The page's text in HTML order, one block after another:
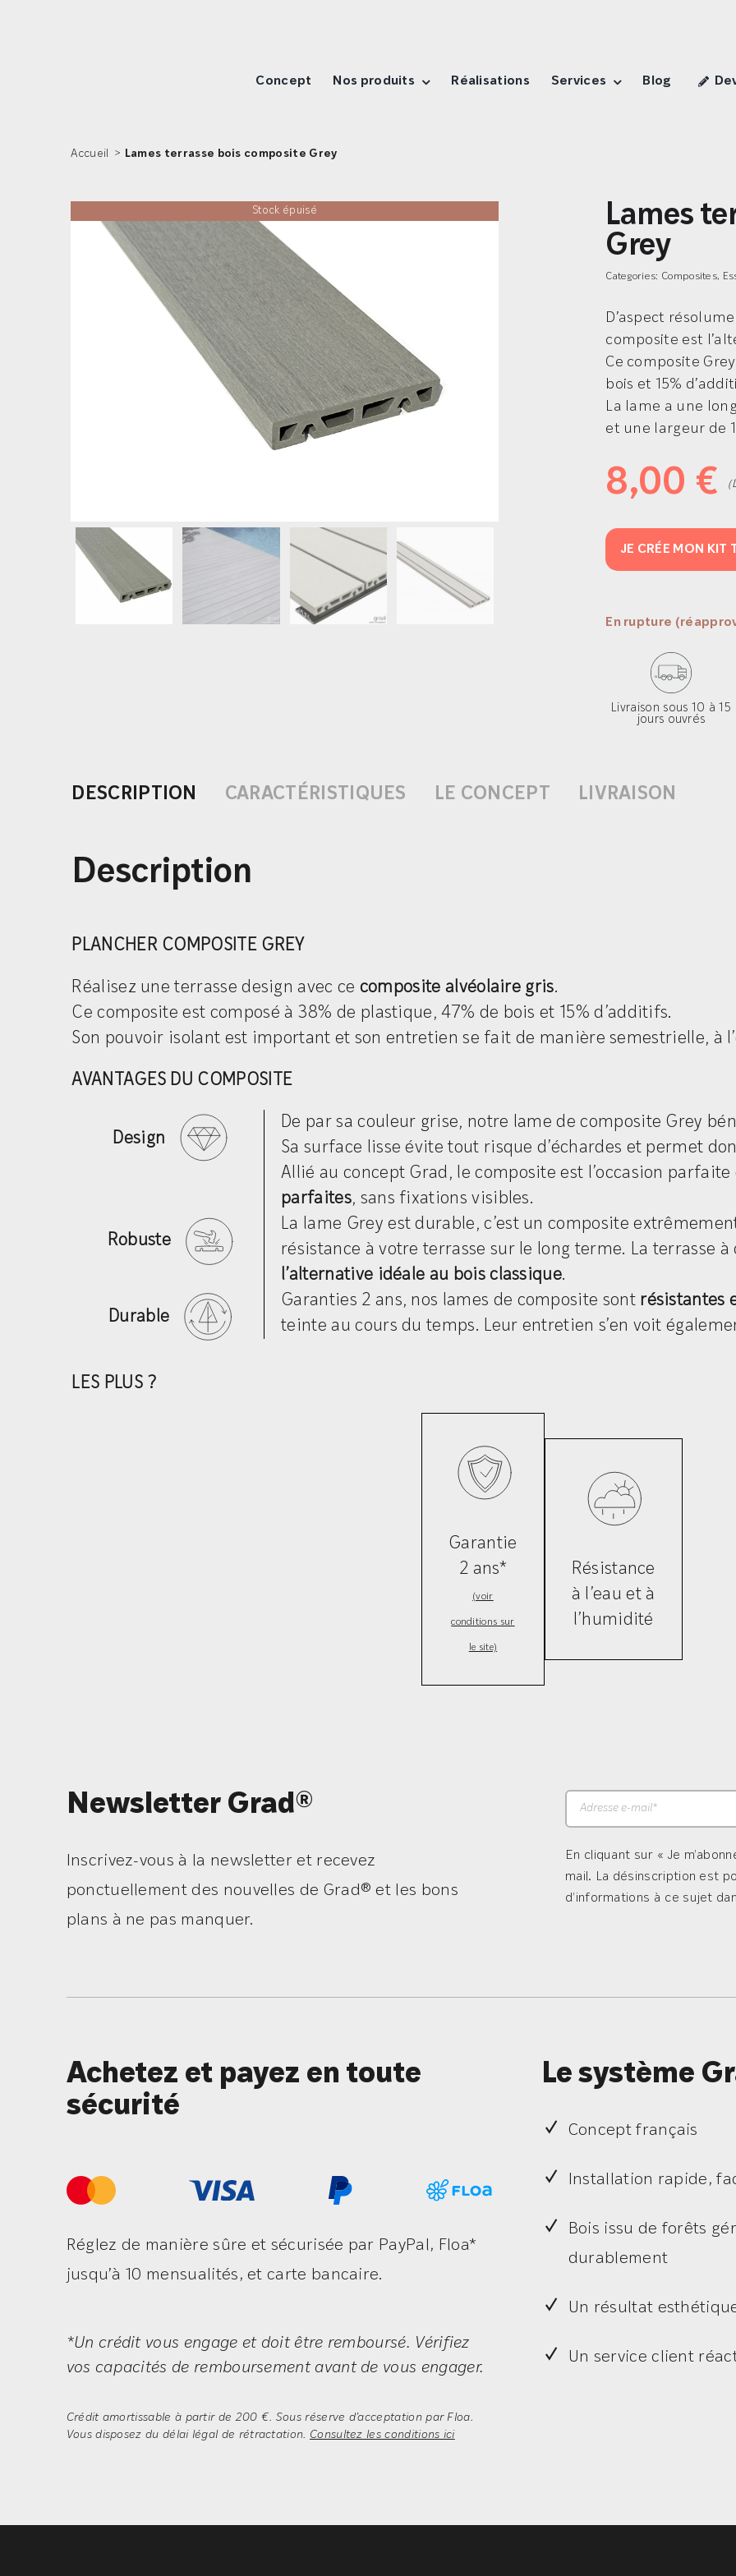
Concept Nos produits Réalisations Services Blog
Accueil > Lames terrasse bois composite Grey
Stock épuisé
Lames
Grey
Categories: Composites,
D’aspect
composite est
Ce composite
bois et 15%
La lame a une
et une largeur de
8,00 €
JE CRÉE MON KIT
En rupture
Livraison sous 10 à 15
jours ouvrés
DESCRIPTION CARACTÉRISTIQUES LE CONCEPT LIVRAISON
Description
PLANCHER COMPOSITE GREY
Réalisez une terrasse design avec ce composite alvéolaire gris.
Ce composite est composé à 38% de plastique, 47% de bois et 15% d’additifs.
Son pouvoir isolant est important et son entretien se fait de manière semestrielle, à
AVANTAGES DU COMPOSITE
Design
De par sa couleur grise, notre lame de composite Grey
Sa surface lisse évite tout risque d’échardes et permet
Allié au concept Grad, le composite est l’occasion
parfaites, sans fixations visibles.
Robuste
La lame Grey est durable, c’est un composite
résistance à votre terrasse sur le long terme. La terrasse
l’alternative idéale au bois classique.
Durable
Garanties 2 ans, nos lames de composite sont résistantes
teinte au cours du temps. Leur entretien s’en voit
LES PLUS ?
Garantie
2 ans*
(voir
conditions sur
le site)
Résistance
à l’eau et à
l’humidité
Newsletter Grad®
Inscrivez-vous à la newsletter et recevez
ponctuellement des nouvelles de Grad® et les bons
plans à ne pas manquer.
En cliquant sur « Je
mail. La désinscription est
d’informations à ce sujet
Achetez et payez en toute
sécurité
Réglez de manière sûre et sécurisée par PayPal, Floa*
jusqu’à 10 mensualités, et carte bancaire.
*Un crédit vous engage et doit être remboursé. Vérifiez
vos capacités de remboursement avant de vous engager.
Crédit amortissable à partir de 200 €. Sous réserve d’acceptation par Floa.
Vous disposez du délai légal de rétractation. Consultez les conditions ici
Le système
Concept français
Installation rapide,
Bois issu de forêts
durablement
Un résultat
Un service client